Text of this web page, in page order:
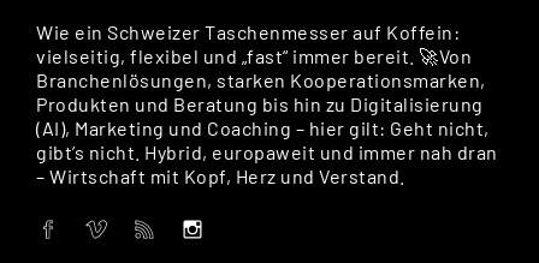
Wie ein Schweizer Taschenmesser auf Koffein:
vielseitig, flexibel und „fast“ immer bereit. 🚀Von
Branchenlösungen, starken Kooperationsmarken,
Produkten und Beratung bis hin zu Digitalisierung
(AI), Marketing und Coaching – hier gilt: Geht nicht,
gibt’s nicht. Hybrid, europaweit und immer nah dran
– Wirtschaft mit Kopf, Herz und Verstand.